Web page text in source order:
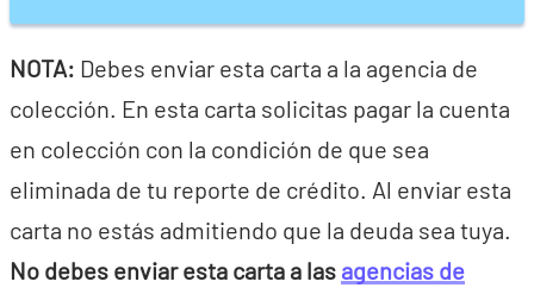
NOTA: Debes enviar esta carta a la agencia de
colección. En esta carta solicitas pagar la cuenta
en colección con la condición de que sea
eliminada de tu reporte de crédito. Al enviar esta
carta no estás admitiendo que la deuda sea tuya.
No debes enviar esta carta a las agencias de